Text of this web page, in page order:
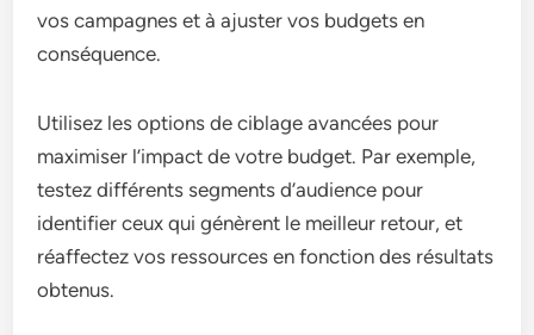
vos campagnes et à ajuster vos budgets en
conséquence.
Utilisez les options de ciblage avancées pour
maximiser l’impact de votre budget. Par exemple,
testez différents segments d’audience pour
identifier ceux qui génèrent le meilleur retour, et
réaffectez vos ressources en fonction des résultats
obtenus.